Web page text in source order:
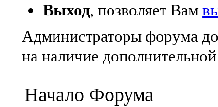
Выход, позволяет Вам
Администраторы форума
на наличие
Начало Форума